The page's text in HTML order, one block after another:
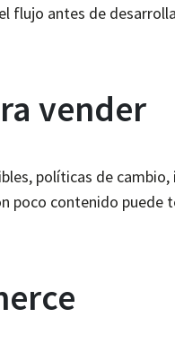
flujo antes de
vender
políticas de
poco contenido puede